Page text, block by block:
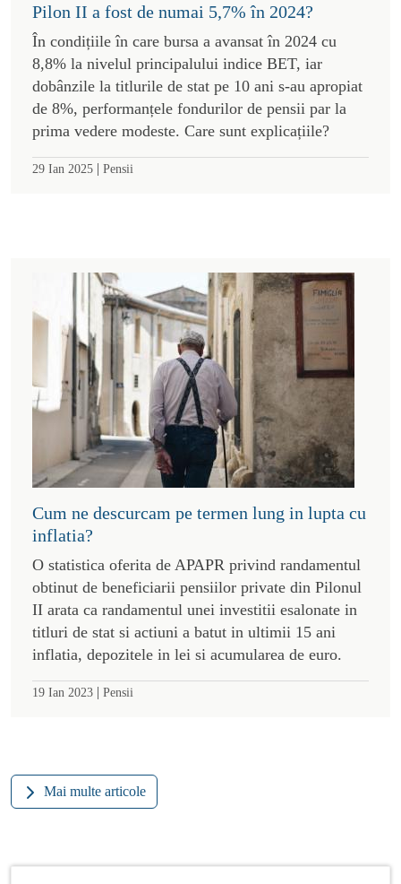
Pilon II a fost de numai 5,7% în 2024?
În condițiile în care bursa a avansat în 2024 cu
8,8% la nivelul principalului indice BET, iar
dobânzile la titlurile de stat pe 10 ani s-au apropiat
de 8%, performanțele fondurilor de pensii par la
prima vedere modeste. Care sunt explicațiile?
29 Ian 2025 | Pensii
Cum ne descurcam pe termen lung in lupta cu
inflatia?
O statistica oferita de APAPR privind randamentul
obtinut de beneficiarii pensiilor private din Pilonul
II arata ca randamentul unei investitii esalonate in
titluri de stat si actiuni a batut in ultimii 15 ani
inflatia, depozitele in lei si acumularea de euro.
19 Ian 2023 | Pensii
Mai multe articole